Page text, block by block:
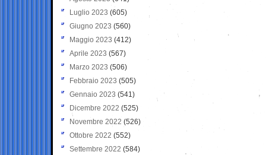
Luglio 2023 (605)
Giugno 2023 (560)
Maggio 2023 (412)
Aprile 2023 (567)
Marzo 2023 (506)
Febbraio 2023 (505)
Gennaio 2023 (541)
Dicembre 2022 (525)
Novembre 2022 (526)
Ottobre 2022 (552)
Settembre 2022 (584)